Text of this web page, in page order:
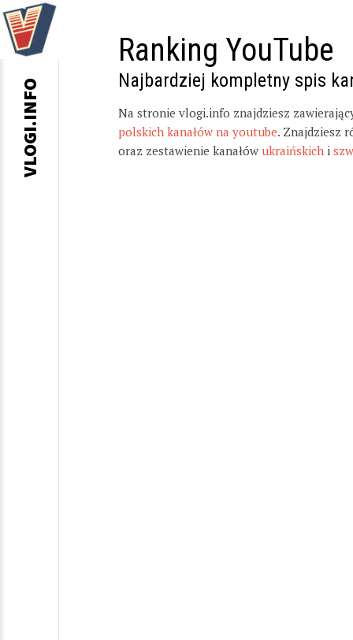
Ranking YouTube
Najbardziej kompletny spis
Na stronie vlogi.info znajdziesz
polskich kanałów na youtube. Znajdziesz
oraz zestawienie kanałów ukraińskich i
VLOGI.INFO